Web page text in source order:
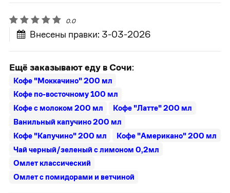
0.0
Внесены правки: 3-03-2026
Ещё заказывают еду в Сочи:
Кофе "Моккачино" 200 мл
Кофе по-восточному 100 мл
Кофе с молоком 200 мл
Кофе "Латте" 200 мл
Ванильный капучино 200 мл
Кофе "Капучино" 200 мл
Кофе "Американо" 200 мл
Чай черный/зеленый с лимоном 0,2мл
Омлет классический
Омлет с помидорами и ветчиной